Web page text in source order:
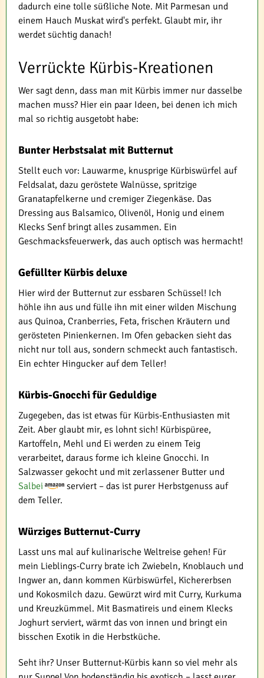
dadurch eine tolle süßliche Note. Mit Parmesan und
einem Hauch Muskat wird's perfekt. Glaubt mir, ihr
werdet süchtig danach!
Verrückte Kürbis-Kreationen
Wer sagt denn, dass man mit Kürbis immer nur dasselbe
machen muss? Hier ein paar Ideen, bei denen ich mich
mal so richtig ausgetobt habe:
Bunter Herbstsalat mit Butternut
Stellt euch vor: Lauwarme, knusprige Kürbiswürfel auf
Feldsalat, dazu geröstete Walnüsse, spritzige
Granatapfelkerne und cremiger Ziegenkäse. Das
Dressing aus Balsamico, Olivenöl, Honig und einem
Klecks Senf bringt alles zusammen. Ein
Geschmacksfeuerwerk, das auch optisch was hermacht!
Gefüllter Kürbis deluxe
Hier wird der Butternut zur essbaren Schüssel! Ich
höhle ihn aus und fülle ihn mit einer wilden Mischung
aus Quinoa, Cranberries, Feta, frischen Kräutern und
gerösteten Pinienkernen. Im Ofen gebacken sieht das
nicht nur toll aus, sondern schmeckt auch fantastisch.
Ein echter Hingucker auf dem Teller!
Kürbis-Gnocchi für Geduldige
Zugegeben, das ist etwas für Kürbis-Enthusiasten mit
Zeit. Aber glaubt mir, es lohnt sich! Kürbispüree,
Kartoffeln, Mehl und Ei werden zu einem Teig
verarbeitet, daraus forme ich kleine Gnocchi. In
Salzwasser gekocht und mit zerlassener Butter und
Salbei
serviert – das ist purer Herbstgenuss auf
dem Teller.
Würziges Butternut-Curry
Lasst uns mal auf kulinarische Weltreise gehen! Für
mein Lieblings-Curry brate ich Zwiebeln, Knoblauch und
Ingwer an, dann kommen Kürbiswürfel, Kichererbsen
und Kokosmilch dazu. Gewürzt wird mit Curry, Kurkuma
und Kreuzkümmel. Mit Basmatireis und einem Klecks
Joghurt serviert, wärmt das von innen und bringt ein
bisschen Exotik in die Herbstküche.
Seht ihr? Unser Butternut-Kürbis kann so viel mehr als